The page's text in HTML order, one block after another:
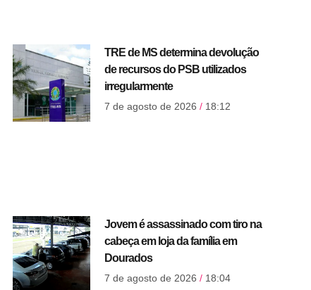
TRE de MS determina devolução
de recursos do PSB utilizados
irregularmente
7 de agosto de 2026 18:12
Jovem é assassinado com tiro na
cabeça em loja da família em
Dourados
7 de agosto de 2026 18:04